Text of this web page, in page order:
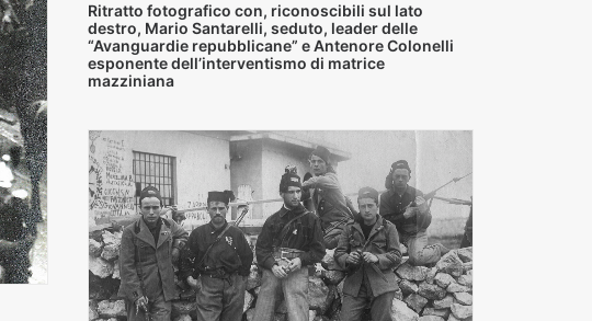
Ritratto fotografico con, riconoscibili sul lato
destro, Mario Santarelli, seduto, leader delle
“Avanguardie repubblicane” e Antenore Colonelli
esponente dell’interventismo di matrice
mazziniana